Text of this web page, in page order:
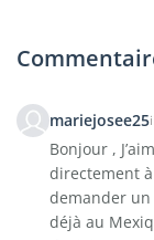
mariejosee25
Bonjour ,
directement
demander un
déjà au